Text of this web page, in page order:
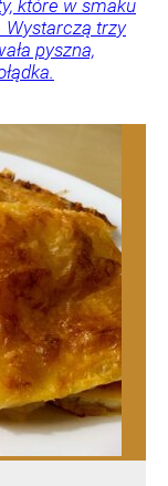
które w smaku
Wystarczą trzy
pyszna,